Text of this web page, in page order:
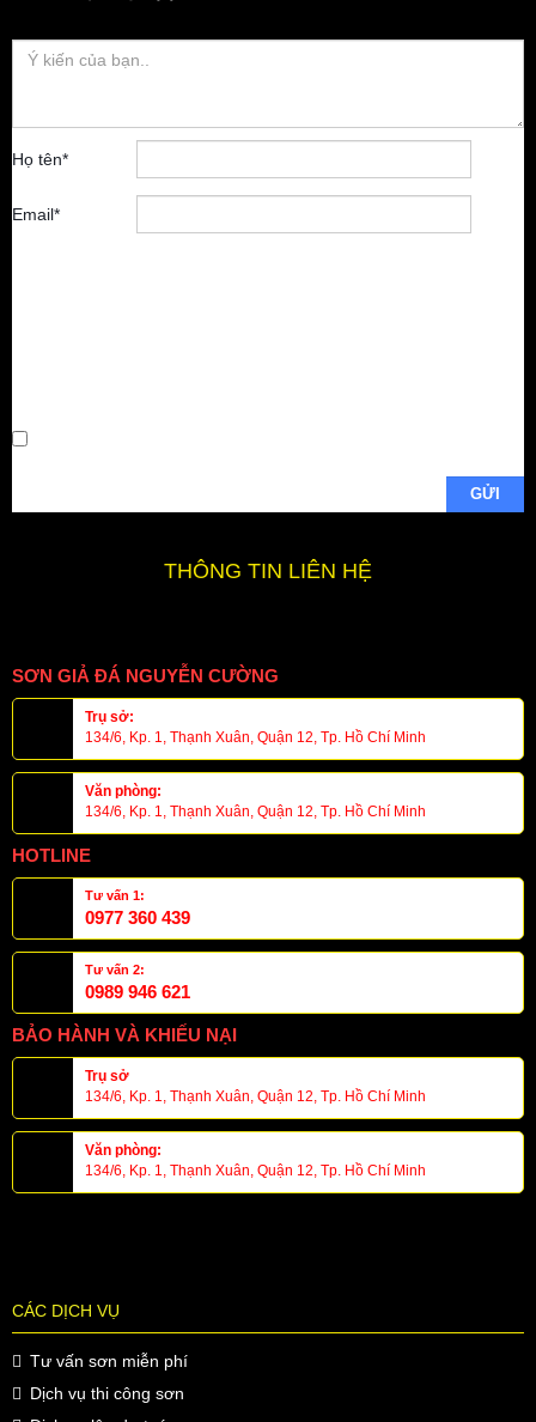
Họ tên*
Email*
THÔNG TIN LIÊN HỆ
SƠN GIẢ ĐÁ NGUYỄN CƯỜNG
Trụ sở:
134/6, Kp. 1, Thạnh Xuân, Quận 12, Tp. Hồ Chí Minh
Văn phòng:
134/6, Kp. 1, Thạnh Xuân, Quận 12, Tp. Hồ Chí Minh
HOTLINE
Tư vấn 1:
0977 360 439
Tư vấn 2:
0989 946 621
BẢO HÀNH VÀ KHIẾU NẠI
Trụ sở
134/6, Kp. 1, Thạnh Xuân, Quận 12, Tp. Hồ Chí Minh
Văn phòng:
134/6, Kp. 1, Thạnh Xuân, Quận 12, Tp. Hồ Chí Minh
CÁC DỊCH VỤ
Tư vấn sơn miễn phí
Dịch vụ thi công sơn